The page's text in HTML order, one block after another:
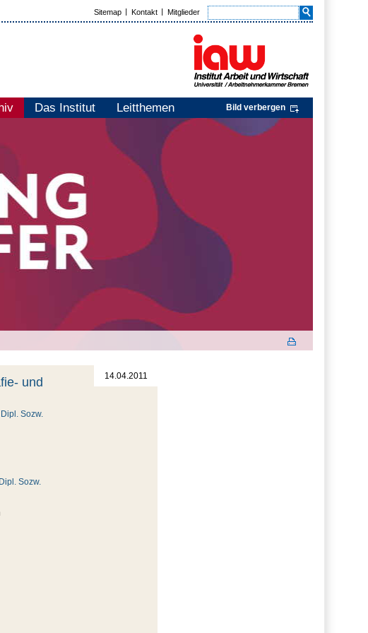
Sitemap Kontakt Mitglieder
Das Institut Leitthemen Bild verbergen
14.04.2011
und
Sozw.
Sozw.